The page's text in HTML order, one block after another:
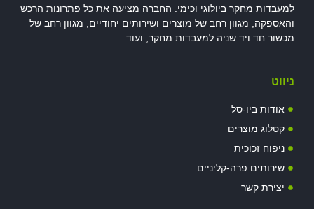
למעבדות מחקר ביולוגי וכימי. החברה מציעה את כל פתרונות הרכש
והאספקה, מגוון רחב של מוצרים ושירותים יחודיים, מגוון רחב של
מכשור חד ויד שניה למעבדות מחקר, ועוד.
ניווט
אודות ביו-סל
קטלוג מוצרים
ניפוח זכוכית
שירותים פרה-קליניים
יצירת קשר